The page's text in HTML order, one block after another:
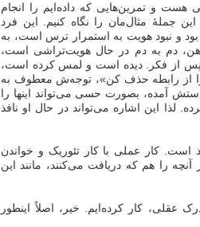
و تمرین‌هایی که داده‌ایم را انجام
جملهٔ مثال‌مان را نگاه کنیم. این فرد
و نبود هویت به استمرار ترس است، به
دم به دم در حال هویت‌تراشی است،
از فکر. دیده است و لمس کرده است،
را از رابطه حذف کن»، توجه‌ش معطوف به
آمده، بصورت حسی می‌تواند اینها را
لذا این اشاره می‌تواند در حال او نافذ
است. کار عملی با کار تئوریک و خواندن
آنچه را هم که دریافت می‌کنند، مانند این
کار کرده‌ایم. خیر، اصلاً اینطور